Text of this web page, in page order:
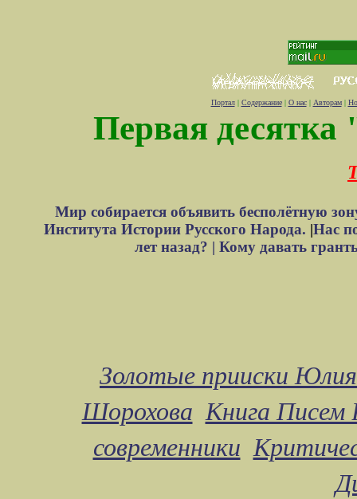
Портал| Содержание| О нас| Авторам|
Первая десятка
Мир собирается объявить бесполётную
Института Истории Русского Народа. |Нас
лет назад? | Кому давать
Золотые прииски
Шорохова Книга Писем
современники